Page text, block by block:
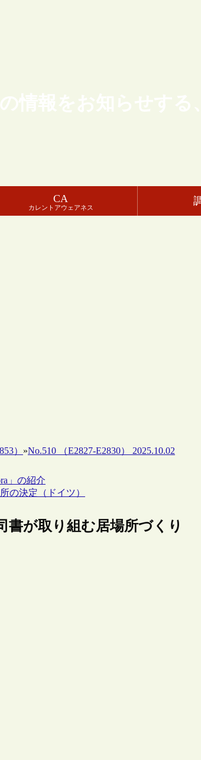
情報をお知らせす
CA
カレントアウェアネス
） »No.510 （E2827-E2830） 2025.10.02
」の紹介
の決定（ドイツ）
書が取り組む居場所づくり